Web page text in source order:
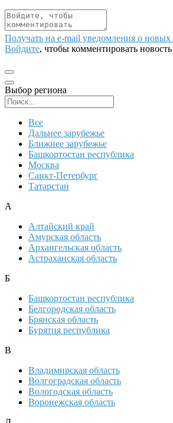
Получать на e‑mail уведомления о
Войдите, чтобы комментировать новость
Выбор региона
Все
Дальнее зарубежье
Ближнее зарубежье
Башкортостан республика
Москва
Санкт-Петербург
Татарстан
А
Алтайский край
Амурская область
Архангельская область
Астраханская область
Б
Башкортостан республика
Белгородская область
Брянская область
Бурятия республика
В
Владимирская область
Волгоградская область
Вологодская область
Воронежская область